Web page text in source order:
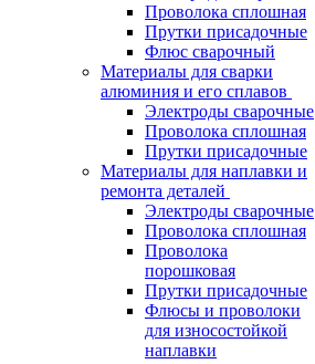
Проволока сплошная
Прутки присадочные
Флюс сварочный
Материалы для сварки
алюминия и его сплавов
Электроды сварочные
Проволока сплошная
Прутки присадочные
Материалы для наплавки и
ремонта деталей
Электроды сварочные
Проволока сплошная
Проволока
порошковая
Прутки присадочные
Флюсы и проволоки
для износостойкой
наплавки